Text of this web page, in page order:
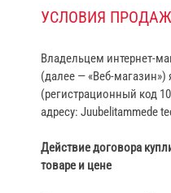
УСЛОВИЯ
Владельцем
(далее — «Веб‑магазин»)
(регистрационный код
адресу: Juubelitammede
Действие договора
товаре и цене